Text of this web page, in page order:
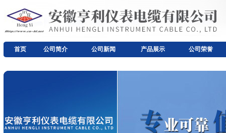
首页 公司简介 公司新闻 产品展示 公司荣誉